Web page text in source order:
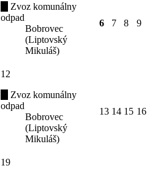
Zvoz komunálny
odpad
Bobrovec
(Liptovský
Mikuláš)
6 7 8 9
12
Zvoz komunálny
odpad
Bobrovec
(Liptovský
Mikuláš)
13 14 15 16
19